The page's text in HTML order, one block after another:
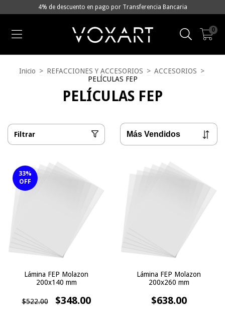
4% de descuento en pago por Transferencia Bancaria
0
Inicio > REFACCIONES Y ACCESORIOS > ACCESORIOS >
PELÍCULAS FEP
PELÍCULAS FEP
Filtrar
33%
OFF
Lámina FEP Molazon
200x140 mm
$522.00 $348.00
Lámina FEP Molazon
200x260 mm
$638.00